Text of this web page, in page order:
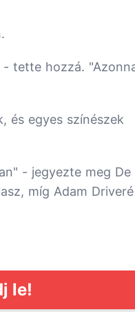
tette hozzá.
és egyes színészek
- jegyezte meg De
míg Adam Driveré
le!